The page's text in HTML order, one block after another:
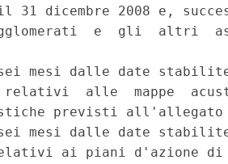
31 dicembre 2008 e,
e  gli  altri
mesi dalle date
alle  mappe
previsti
mesi dalle date
ai piani d'azione di